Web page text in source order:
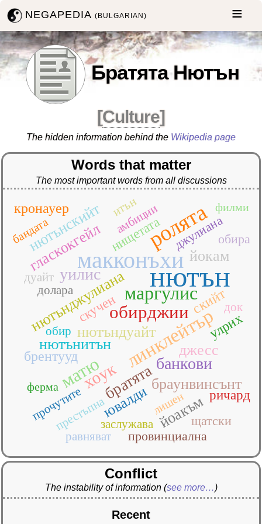
NEGAPEDIA(BULGARIAN)
Братята Нютън
[Culture]
The hidden information behind the Wikipedia page
Words that matter
The most important words from all discussions
нютън
макконъхи
ролята
линклейтър
маргулис
матю
обирджии
хоук банкови
уилис
братятабраунвинсънт
гласкокгейл
джесс
йоакъм
йокам
нютънджулиана
нютъндуайт
нютънитън
нютънскийт
ювалди
брентууд
кронауер
скийт
улрих
нищетата
ричард
скучен
джулианаобира
провинциална
щатски
амбиции
док
долара
дуайт
заслужава
итън
обир
престъпна
прочутите
равняват
бандата
лишен
ферма
филми
Conflict
The instability of information (see more…)
Recent